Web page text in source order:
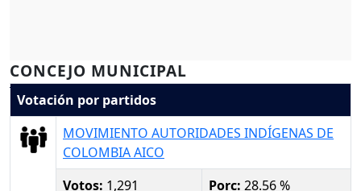
CONCEJO MUNICIPAL
Votación por partidos
MOVIMIENTO AUTORIDADES INDÍGENAS DE
COLOMBIA AICO
Votos: 1,291 Porc: 28.56 %